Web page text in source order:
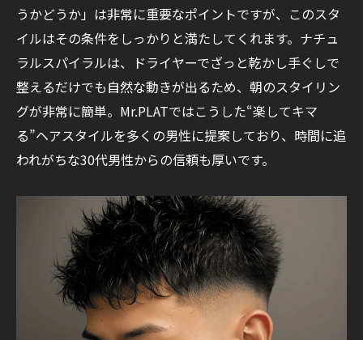
うかどうか」は非常に重要なポイントですが、このスタ
イルはその条件をしっかりと満たしてくれます。ナチュ
ラルスパイラルは、ドライヤーでざっと乾かし手ぐしで
整えるだけでも自然な動きが出るため、朝のスタイリン
グが非常に簡単。Mr.PLATではこうした“楽してキマ
る”ヘアスタイルを多くの男性に提案しており、時間に追
われがちな30代男性からの信頼も厚いです。